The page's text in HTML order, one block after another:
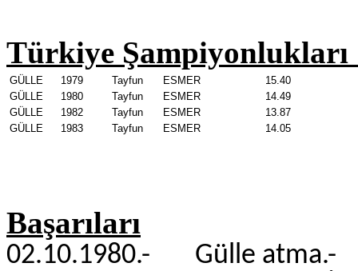
Türkiye Şampiyonlukları
GÜLLE 1979 Tayfun ESMER
15.40
GÜLLE
1980 Tayfun ESMER
14.49
GÜLLE
1982 Tayfun ESMER
13.87
GÜLLE
1983 Tayfun ESMER 14.05
Başarıları
02.10.1980.- Gülle